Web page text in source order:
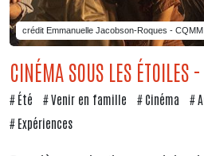
crédit Emmanuelle Jacobson-Roques - CQMM
CINÉMA SOUS LES ÉTOILES
Été Venir en famille Cinéma
Expériences